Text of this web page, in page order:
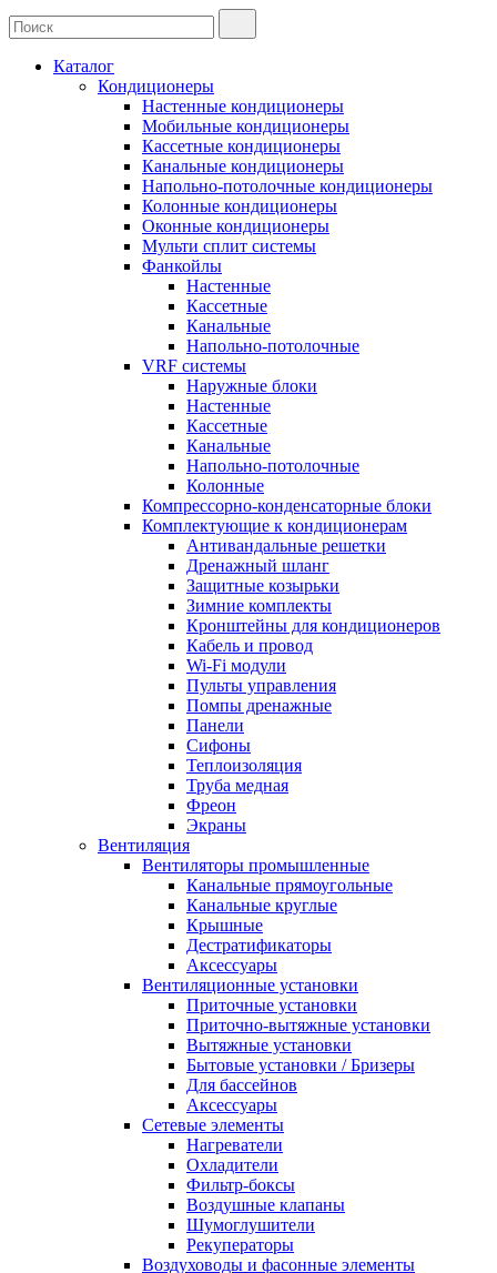
Каталог
Кондиционеры
Настенные кондиционеры
Мобильные кондиционеры
Кассетные кондиционеры
Канальные кондиционеры
Напольно-потолочные кондиционеры
Колонные кондиционеры
Оконные кондиционеры
Мульти сплит системы
Фанкойлы
Настенные
Кассетные
Канальные
Напольно-потолочные
VRF системы
Наружные блоки
Настенные
Кассетные
Канальные
Напольно-потолочные
Колонные
Компрессорно-конденсаторные блоки
Комплектующие к кондиционерам
Антивандальные решетки
Дренажный шланг
Защитные козырьки
Зимние комплекты
Кронштейны для кондиционеров
Кабель и провод
Wi-Fi модули
Пульты управления
Помпы дренажные
Панели
Сифоны
Теплоизоляция
Труба медная
Фреон
Экраны
Вентиляция
Вентиляторы промышленные
Канальные прямоугольные
Канальные круглые
Крышные
Дестратификаторы
Аксессуары
Вентиляционные установки
Приточные установки
Приточно-вытяжные установки
Вытяжные установки
Бытовые установки / Бризеры
Для бассейнов
Аксессуары
Сетевые элементы
Нагреватели
Охладители
Фильтр-боксы
Воздушные клапаны
Шумоглушители
Рекуператоры
Воздуховоды и фасонные элементы